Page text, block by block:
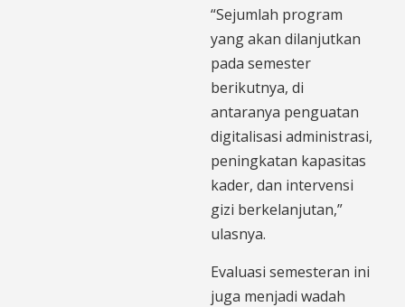
“Sejumlah program
yang akan dilanjutkan
pada semester
berikutnya, di
antaranya penguatan
digitalisasi administrasi,
peningkatan kapasitas
kader, dan intervensi
gizi berkelanjutan,”
ulasnya.
Evaluasi semesteran ini
juga menjadi wadah